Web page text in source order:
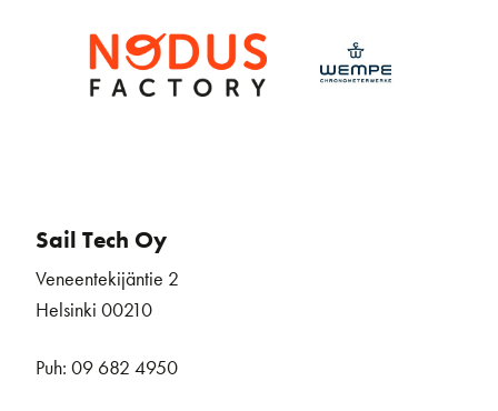
Sail Tech Oy
Veneentekijäntie 2
Helsinki 00210
Puh: 09 682 4950